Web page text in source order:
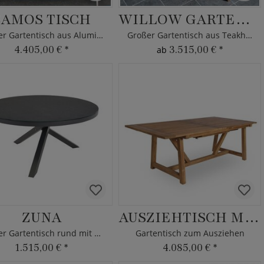
TISCH
Großer Gartentisch aus Aluminium - Borek - weiß
4.405,00 € *
WILLOW GARTENTISCH
Großer Gartentisch aus Teakholz
ab 3.515,00 € *
ZUNA
Großer Gartentisch rund mit Glaskeramikplatte aus Aluminium
1.515,00 € *
AUSZIEHTISCH MARI
Gartentisch zum Ausziehen
4.085,00 € *